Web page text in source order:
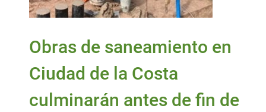
Obras de saneamiento en
Ciudad de la Costa
culminarán antes de fin de